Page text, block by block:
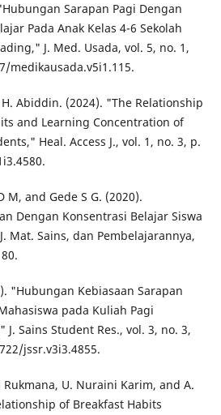
Sarapan Pagi Dengan
Pada Anak Kelas 4-6 Sekolah
J. Med. Usada, vol. 5, no. 1,
medikausada.v5i1.115.
Abiddin. (2024). "The Relationship
and Learning Concentration of
Heal. Access J., vol. 1, no. 3, p.
M, and Gede S G. (2020).
Dengan Konsentrasi Belajar Siswa
Mat. Sains, dan Pembelajarannya,
"Hubungan Kebiasaan Sarapan
pada Kuliah Pagi
J. Sains Student Res., vol. 3, no. 3,
jssr.v3i3.4855.
U. Nuraini Karim, and A.
of Breakfast Habits